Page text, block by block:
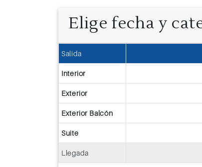
Elige fecha y
Salida
Interior
Exterior
Exterior Balcón
Suite
Llegada